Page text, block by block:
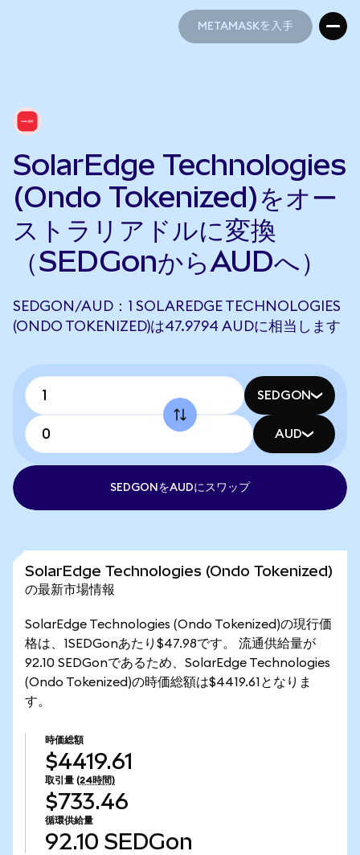
METAMASKを入手
SolarEdge Technologies
(Ondo Tokenized)をオー
ストラリアドルに変換
（SEDGonからAUDへ）
SEDGON/AUD：1 SOLAREDGE TECHNOLOGIES
(ONDO TOKENIZED)は47.9794 AUDに相当します
SEDGON
AUD
SEDGONをAUDにスワップ
SolarEdge Technologies (Ondo Tokenized)
の最新市場情報
SolarEdge Technologies (Ondo Tokenized)の現行価
格は、1SEDGonあたり$47.98です。 流通供給量が
92.10 SEDGonであるため、SolarEdge Technologies
(Ondo Tokenized)の時価総額は$4419.61となりま
す。
時価総額
$4419.61
取引量 (24時間)
$733.46
循環供給量
92.10 SEDGon